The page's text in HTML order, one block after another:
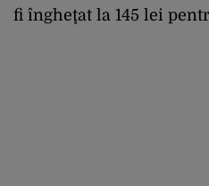
fi îngheţat la 145 lei